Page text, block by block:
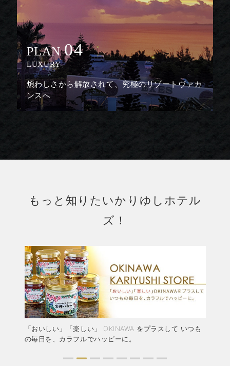
PLAN 04
LUXURY
煩わしさから解放されて、究極のリゾートヴァカ
ンスへ
もっと知りたいかりゆしホテル
ズ！
「おいしい」「楽しい」 OKINAWA をプラスして いつも
の毎日を、カラフルでハッピーに。